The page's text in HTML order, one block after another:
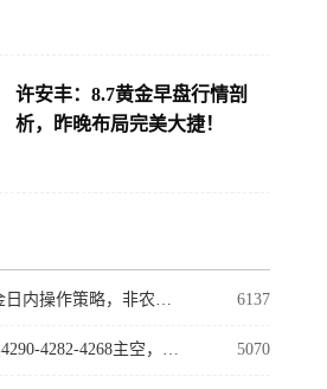
许安丰：8.7黄金早盘行情剖
析，昨晚布局完美大捷！
许安丰：8.7黄金日内操作策略，非农来袭勿追涨杀跌！ 6137
云杰：黄金延续4290-4282-4268主空，等非农下探回升 5070